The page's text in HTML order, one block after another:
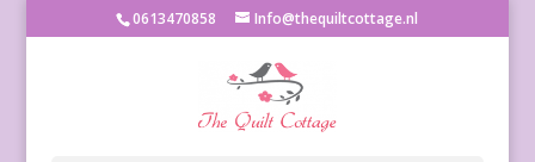
0613470858 Info@thequiltcottage.nl